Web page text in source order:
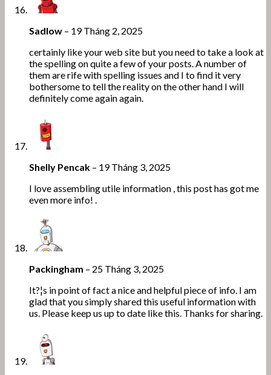
Sadlow – 19 Tháng 2, 2025
certainly like your web site but you need to take a look at
the spelling on quite a few of your posts. A number of
them are rife with spelling issues and I to find it very
bothersome to tell the reality on the other hand I will
definitely come again again.
Shelly Pencak – 19 Tháng 3, 2025
I love assembling utile information , this post has got me
even more info! .
Packingham – 25 Tháng 3, 2025
It?¦s in point of fact a nice and helpful piece of info. I am
glad that you simply shared this useful information with
us. Please keep us up to date like this. Thanks for sharing.